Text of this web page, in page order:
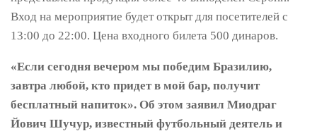
Вход на мероприятие будет открыт для посетителей с
13:00 до 22:00. Цена входного билета 500 динаров.
«Если сегодня вечером мы победим Бразилию,
завтра любой, кто придет в мой бар, получит
бесплатный напиток». Об этом заявил Миодраг
Йович Шучур, известный футбольный деятель и